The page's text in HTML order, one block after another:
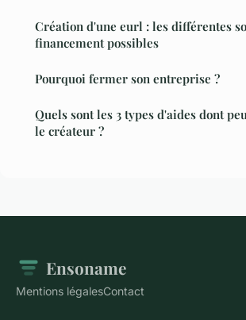
Création d'une eurl : les différentes
financement possibles
Pourquoi fermer son entreprise ?
Quels sont les 3 types d'aides dont
le créateur ?
Ensoname
Mentions légalesContact